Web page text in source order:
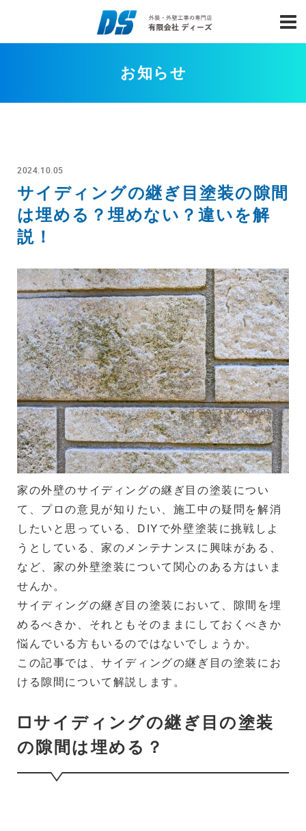
お知らせ
2024.10.05
サイディングの継ぎ目塗装の隙間
は埋める？埋めない？違いを解
説！
家の外壁のサイディングの継ぎ目の塗装につい
て、プロの意見が知りたい、施工中の疑問を解消
したいと思っている、DIYで外壁塗装に挑戦しよ
うとしている、家のメンテナンスに興味がある、
など、家の外壁塗装について関心のある方はいま
せんか。
サイディングの継ぎ目の塗装において、隙間を埋
めるべきか、それともそのままにしておくべきか
悩んでいる方もいるのではないでしょうか。
この記事では、サイディングの継ぎ目の塗装にお
ける隙間について解説します。
□サイディングの継ぎ目の塗装
の隙間は埋める？